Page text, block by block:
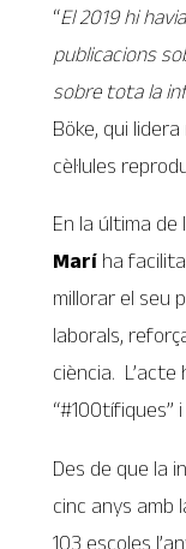
“El 2019 hi
publicacions
sobre tota la
Böke, qui
cèl·lules
En la última
Marí ha
millorar el seu
laborals,
ciència.
“#100tífiques”
Des de que la
cinc anys amb
103 escoles